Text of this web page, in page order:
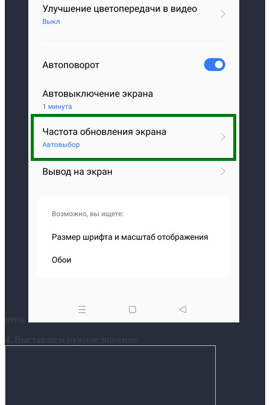
него.
4. Выставляем нужное значение.